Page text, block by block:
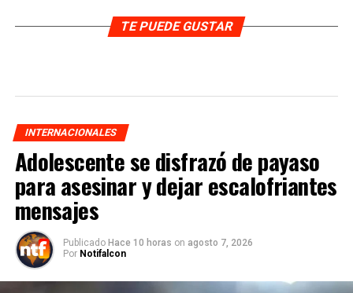
TE PUEDE GUSTAR
INTERNACIONALES
Adolescente se disfrazó de payaso
para asesinar y dejar escalofriantes
mensajes
Publicado Hace 10 horas on agosto 7, 2026
Por Notifalcon